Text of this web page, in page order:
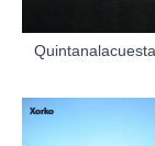
Quintanalacuesta
Xorko